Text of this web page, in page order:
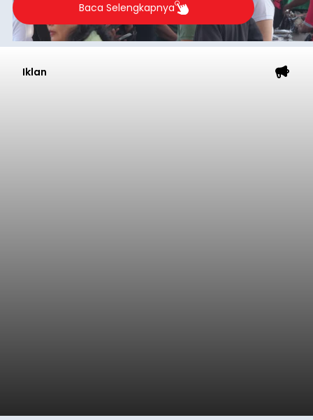
Baca Selengkapnya
Iklan